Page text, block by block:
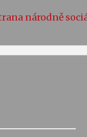
národně